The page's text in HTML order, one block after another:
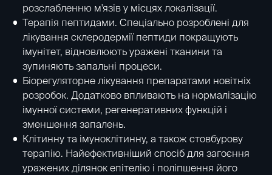
розслабленню м'язів у місцях локалізації.
Терапія пептидами . Спеціально розроблені для
лікування склеродермії пептиди покращують
імунітет, відновлюють уражені тканини та
зупиняють запальні процеси.
Біорегуляторне лікування препаратами новітніх
розробок. Додатково впливають на нормалізацію
імунної системи, регенеративних функцій і
зменшення запалень.
Клітинну та імуноклітинну, а такожстовбурову
терапію . Найефективніший спосіб для загоєння
уражених ділянок епітелію і поліпшення його